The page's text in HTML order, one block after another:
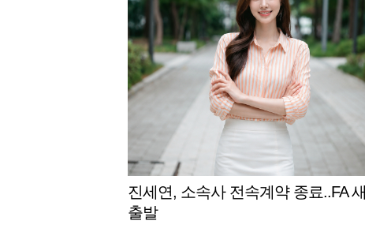
진세연, 소속사 전속계약 종료..FA 새
출발